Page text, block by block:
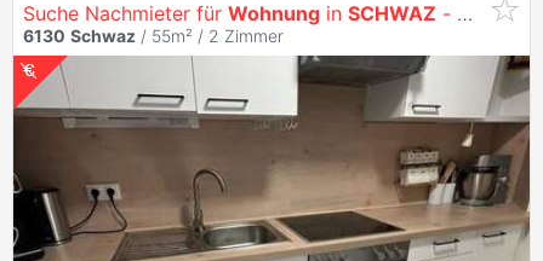
Suche Nachmieter für Wohnung in SCHWAZ - mit Ablöse - Balkon, Keller, Tiefgaragenstellplatz, möbliert
6130 Schwaz / 55m² / 2 Zimmer